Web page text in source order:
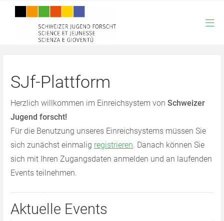
SJf-Plattform
Herzlich willkommen im Einreichsystem von Schweizer
Jugend forscht!
Für die Benutzung unseres Einreichsystems müssen Sie
sich zunächst einmalig registrieren. Danach können Sie
sich mit Ihren Zugangsdaten anmelden und an laufenden
Events teilnehmen.
Aktuelle Events